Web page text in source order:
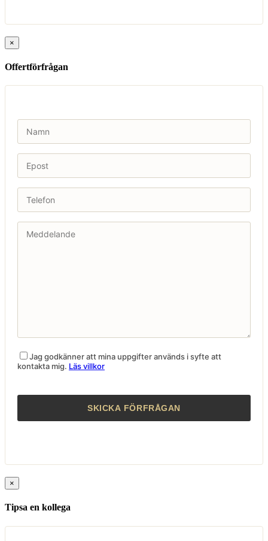
×
Offertförfrågan
Jag godkänner att mina uppgifter används i syfte att
kontakta mig. Läs villkor
×
Tipsa en kollega